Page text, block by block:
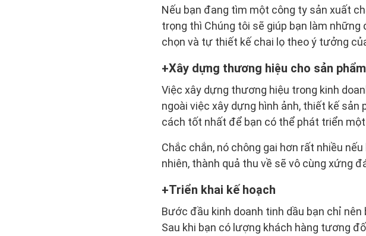
Nếu bạn đang tìm một công ty sản xuất
trọng thì Chúng tôi sẽ giúp bạn làm
chọn và tự thiết kế chai lọ theo ý tưởng
Xây dựng thương hiệu cho sản phẩm
Việc xây dựng thương hiệu trong kinh
ngoài việc xây dựng hình ảnh, thiết kế
cách tốt nhất để bạn có thể phát triển
Chắc chắn, nó chông gai hơn rất nhiều
nhiên, thành quả thu về sẽ vô cùng xứng
Triển khai kế hoạch
Bước đầu kinh doanh tinh dầu bạn chỉ
Sau khi bạn có lượng khách hàng tương